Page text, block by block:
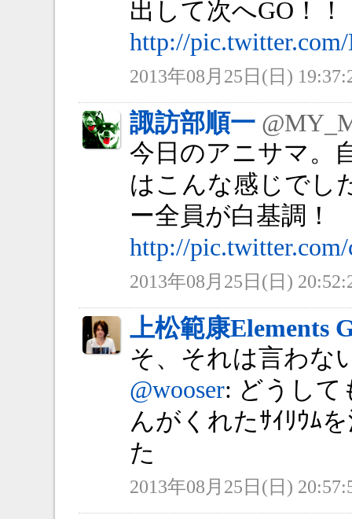
出して次へGO！！
http://
2013年08月25日(日)
諏訪部順一
今日のアニサマ。
はこんな感じでし
ー全員が白基調！
http://
2013年08月25日(日)
上松範康Elements
そ、それは言わな
@wooser: どうして
んがくれたｻｲﾘｳﾑ
た
2013年08月25日(日)